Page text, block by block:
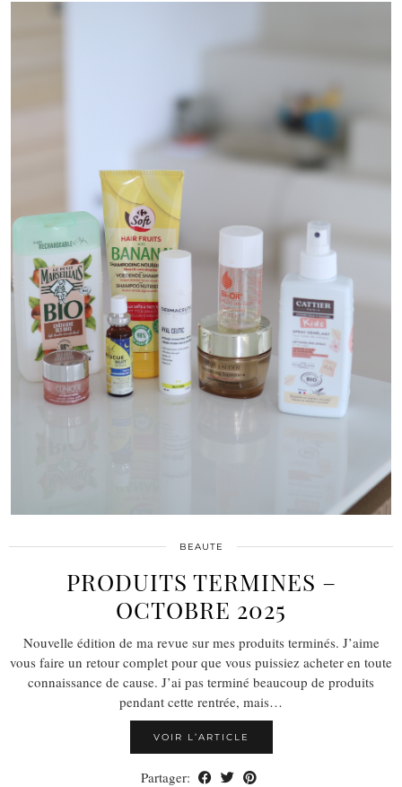
BEAUTE
PRODUITS TERMINES –
OCTOBRE 2025
Nouvelle édition de ma revue sur mes produits terminés. J’aime
vous faire un retour complet pour que vous puissiez acheter en toute
connaissance de cause. J’ai pas terminé beaucoup de produits
pendant cette rentrée, mais…
VOIR L’ARTICLE
Partager: